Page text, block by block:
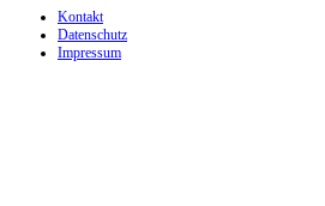
Kontakt
Datenschutz
Impressum